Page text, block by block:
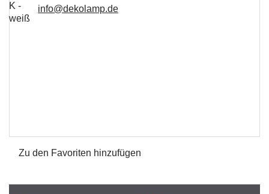
info@dekolamp.de
Zu den Favoriten hinzufügen